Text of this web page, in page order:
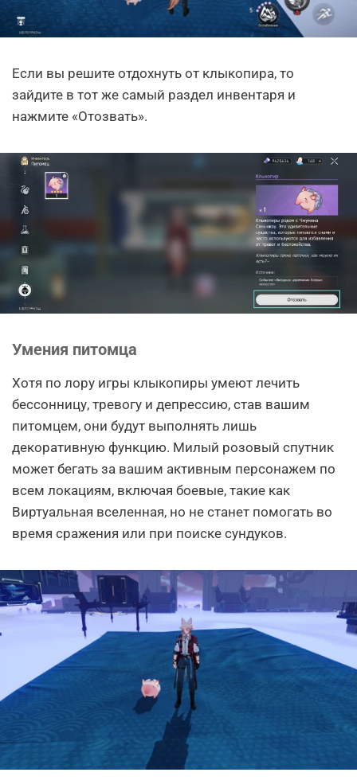
Если вы решите отдохнуть от клыкопира, то
зайдите в тот же самый раздел инвентаря и
нажмите «Отозвать».
Умения питомца
Хотя по лору игры клыкопиры умеют лечить
бессонницу, тревогу и депрессию, став вашим
питомцем, они будут выполнять лишь
декоративную функцию. Милый розовый спутник
может бегать за вашим активным персонажем по
всем локациям, включая боевые, такие как
Виртуальная вселенная, но не станет помогать во
время сражения или при поиске сундуков.